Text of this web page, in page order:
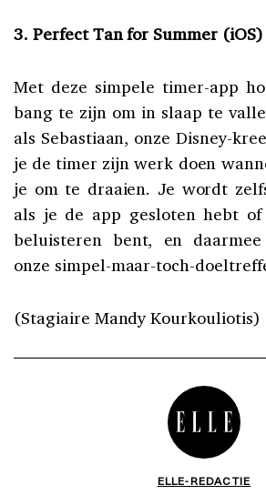
3. Perfect Tan for Summer (iOS)
Met deze simpele timer-app
bang te zijn om in slaap te
als Sebastiaan, onze Disney-
je de timer zijn werk doen
je om te draaien. Je wordt
als je de app gesloten hebt
beluisteren bent, en
onze simpel-maar-toch-
(Stagiaire Mandy Kourkouliotis)
ELLE-REDACTIE